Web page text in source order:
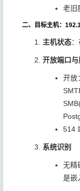
老旧
二、目标主机：
主机状态
开放端口与
开放
514
系统识别
无精
是嵌